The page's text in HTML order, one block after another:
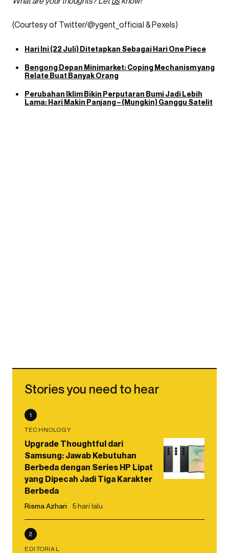
(Courtesy of Twitter/@ygent_official & Pexels)
Hari Ini (22 Juli) Ditetapkan Sebagai Hari One Piece
Bengong Depan Minimarket: Coping Mechanism yang
Relate Buat Banyak Orang
Perubahan Iklim Bikin Perputaran Bumi Jadi Lebih
Lama: Hari Makin Panjang – (Mungkin) Ganggu Satelit
Stories you need to hear
1
TECHNOLOGY
Upgrade Thoughtful dari
Samsung: Jawab Kebutuhan
Berbeda dengan Series HP Lipat
yang Dipecah Jadi Tiga Karakter
Berbeda
Risma Azhari 5 hari lalu
2
EDITORIAL